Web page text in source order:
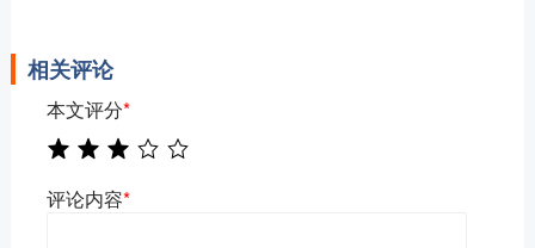
相关评论
本文评分*
评论内容*